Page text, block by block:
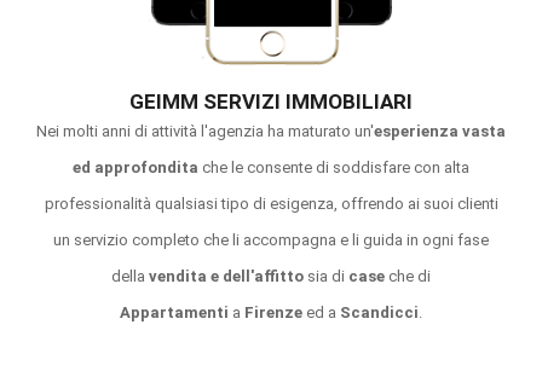
GEIMM SERVIZI IMMOBILIARI
Nei molti anni di attività l'agenzia ha maturato un'esperienza vasta
ed approfondita che le consente di soddisfare con alta
professionalità qualsiasi tipo di esigenza, offrendo ai suoi clienti
un servizio completo che li accompagna e li guida in ogni fase
della vendita e dell'affitto sia di case che di
Appartamenti a Firenze ed a Scandicci